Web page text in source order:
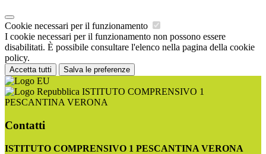
Cookie necessari per il funzionamento
I cookie necessari per il funzionamento non possono essere
disabilitati. È possibile consultare l'elenco nella pagina della cookie
policy.
Accetta tutti Salva le preferenze
ISTITUTO COMPRENSIVO 1
PESCANTINA VERONA
Contatti
ISTITUTO COMPRENSIVO 1 PESCANTINA VERONA